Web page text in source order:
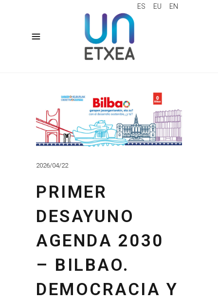
ES EU EN
2026/04/22
PRIMER
DESAYUNO
AGENDA 2030
– BILBAO.
DEMOCRACIA Y